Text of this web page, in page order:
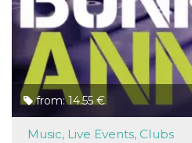
from: 14.55 €
Music, Live Events, Clubs